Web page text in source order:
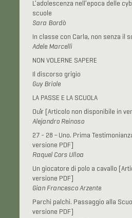
L’adolescenza nell’epoca delle
scuole
Sara Bordò
In classe con Carla, non senza il
Adele Marcelli
NON VOLERNE SAPERE
Il discorso grigio
Guy Briole
LA PASSE E LA SCUOLA
Ouïr
[Articolo non disponibile in
Alejandro Reinoso
27 - 28 – Uno. Prima
versione PDF]
Raquel Cors Ulloa
Un giocatore di polo a cavallo
versione PDF]
Gian Francesco Arzente
Parchi palchi. Passaggio alla
versione PDF]